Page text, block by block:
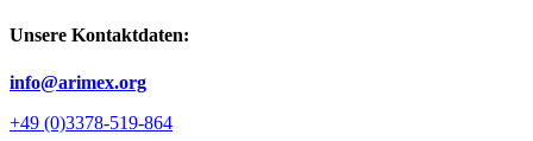
Unsere Kontaktdaten:
info@arimex.org
+49 (0)3378-519-864